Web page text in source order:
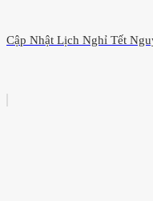
Cập Nhật Lịch Nghỉ Tết